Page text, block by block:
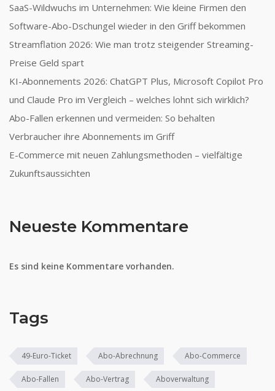
SaaS-Wildwuchs im Unternehmen: Wie kleine Firmen den
Software-Abo-Dschungel wieder in den Griff bekommen
Streamflation 2026: Wie man trotz steigender Streaming-
Preise Geld spart
KI-Abonnements 2026: ChatGPT Plus, Microsoft Copilot Pro
und Claude Pro im Vergleich – welches lohnt sich wirklich?
Abo-Fallen erkennen und vermeiden: So behalten
Verbraucher ihre Abonnements im Griff
E-Commerce mit neuen Zahlungsmethoden – vielfältige
Zukunftsaussichten
Neueste Kommentare
Es sind keine Kommentare vorhanden.
Tags
49-Euro-Ticket Abo-Abrechnung Abo-Commerce
Abo-Fallen Abo-Vertrag Aboverwaltung